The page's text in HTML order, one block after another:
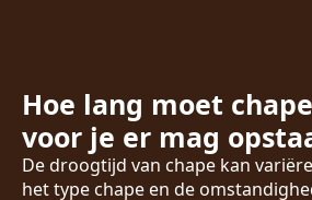
Hoe lang moet
voor je er mag
De droogtijd van chape kan
het type chape en de